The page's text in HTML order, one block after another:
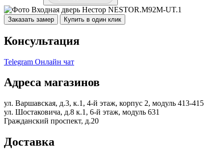
Заказать замер Купить в один клик
Консультация
Telegram Онлайн чат
Адреса магазинов
ул. Варшавская, д.3, к.1, 4-й этаж, корпус 2, модуль 413-415
ул. Шостаковича, д.8 к.1, 6-й этаж, модуль 631
Гражданский проспект, д.20
Доставка